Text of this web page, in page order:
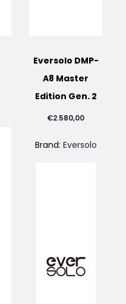
Eversolo DMP-
A8 Master
Edition Gen. 2
€2.580,00
Brand: Eversolo